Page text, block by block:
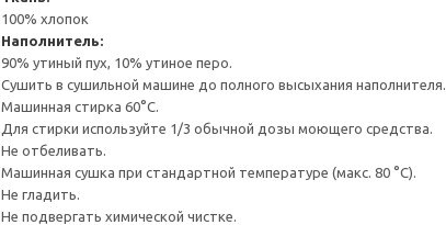
100% хлопок
Наполнитель:
90% утиный пух, 10% утиное перо.
Сушить в сушильной машине до полного высыхания наполнителя.
Машинная стирка 60°С.
Для стирки используйте 1/3 обычной дозы моющего средства.
Не отбеливать.
Машинная сушка при стандартной температуре (макс. 80 °C).
Не гладить.
Не подвергать химической чистке.